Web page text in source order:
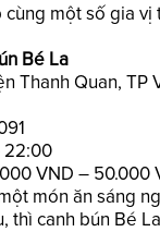
cùng một số gia vị
Bé La
Thanh Quan, TP
22:00
VND – 50.000
món ăn sáng
thì canh bún Bé